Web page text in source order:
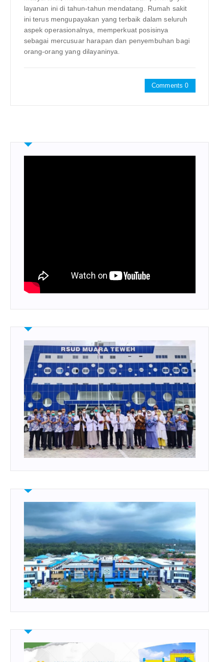
layanan ini di tahun-tahun mendatang. Rumah sakit
ini terus mengupayakan yang terbaik dalam seluruh
aspek operasionalnya, memperkuat posisinya
sebagai mercusuar harapan dan penyembuhan bagi
orang-orang yang dilayaninya.
Comments 0